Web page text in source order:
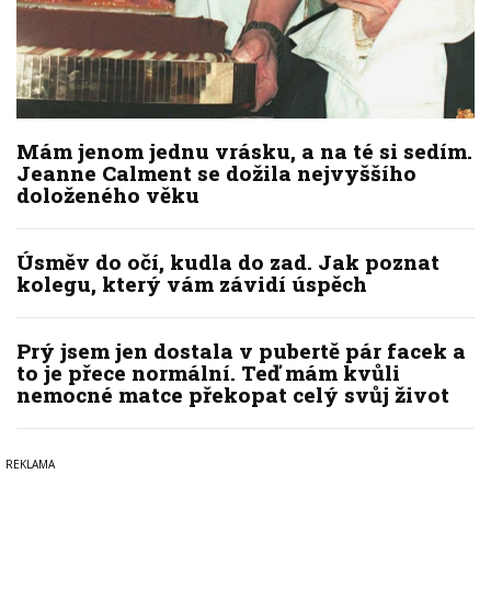
Mám jenom jednu vrásku, a na té si sedím.
Jeanne Calment se dožila nejvyššího
doloženého věku
Úsměv do očí, kudla do zad. Jak poznat
kolegu, který vám závidí úspěch
Prý jsem jen dostala v pubertě pár facek a
to je přece normální. Teď mám kvůli
nemocné matce překopat celý svůj život